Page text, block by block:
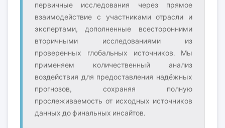
первичные исследования через прямое
взаимодействие с участниками отрасли и
экспертами, дополненные всесторонними
вторичными исследованиями из
проверенных глобальных источников. Мы
применяем количественный анализ
воздействия для предоставления надёжных
прогнозов, сохраняя полную
прослеживаемость от исходных источников
данных до финальных инсайтов.